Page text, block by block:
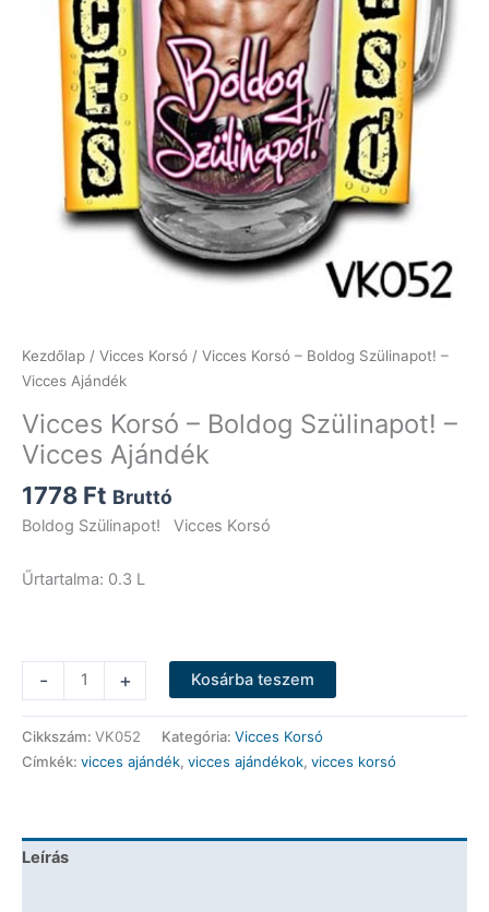
Kezdőlap / Vicces Korsó / Vicces Korsó – Boldog Szülinapot! –
Vicces Ajándék
Vicces Korsó – Boldog Szülinapot! –
Vicces Ajándék
1778 Ft Bruttó
Boldog Szülinapot! Vicces Korsó
Űrtartalma: 0.3 L
-
Korsó
-
Boldog
Szülinapot!
Ajándék
+ Kosárba teszem
Cikkszám: VK052 Kategória: Vicces Korsó
Címkék: vicces ajándék, vicces ajándékok, vicces korsó
Leírás